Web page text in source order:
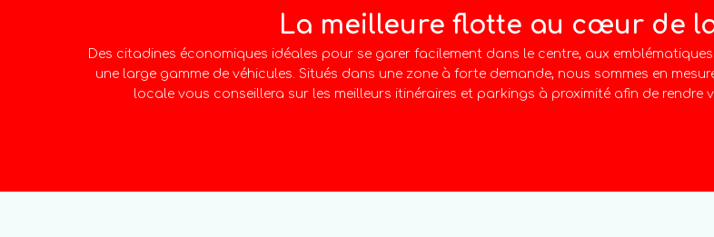
La meilleure flotte au cœur de
Des citadines économiques idéales pour se garer facilement dans le centre, aux
une large gamme de véhicules. Situés dans une zone à forte demande, nous sommes en
locale vous conseillera sur les meilleurs itinéraires et parkings à proximité afin de